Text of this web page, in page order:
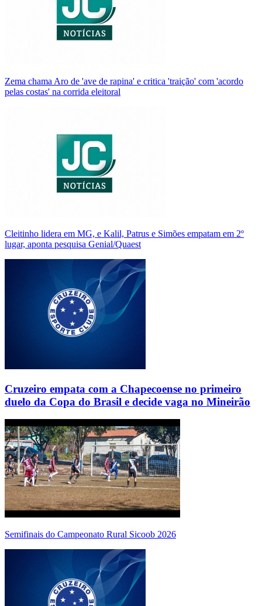
Zema chama Aro de 'ave de rapina' e critica 'traição' com 'acordo
pelas costas' na corrida eleitoral
Cleitinho lidera em MG, e Kalil, Patrus e Simões empatam em 2º
lugar, aponta pesquisa Genial/Quaest
Cruzeiro empata com a Chapecoense no primeiro
duelo da Copa do Brasil e decide vaga no Mineirão
Semifinais do Campeonato Rural Sicoob 2026